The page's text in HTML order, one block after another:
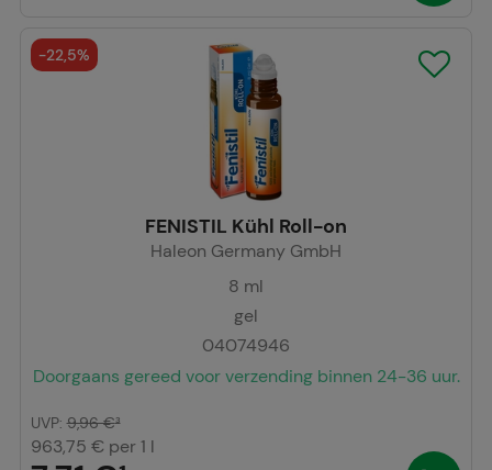
Statistiek & tracking:Hierdoor kunnen wij
informatie verzamelen over de manier waarop onze
website wordt gebruikt, die wij kunnen gebruiken
om onze website verder voor u te optimaliseren, om
de inhoud van onze website maar ook de reclame
op sites van derden zo relevant mogelijk voor u te
maken. Wij wijzen u erop dat gegevens voor dit doel
soms worden doorgegeven aan derden, zoals
FENISTIL Kühl Roll-on
Haleon Germany GmbH
8 ml
gel
04074946
Doorgaans gereed voor verzending binnen 24-36 uur.
UVP: 9,96 €³
963,75 € per 1 l
-22,5%